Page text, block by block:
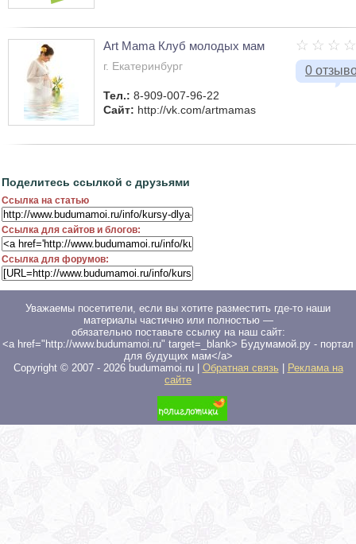
0
Art Mama Клуб молодых мам
г. Екатеринбург
Тел.: 8-909-007-96-22
Сайт: http://vk.com/artmamas
Поделитесь ссылкой с друзьями
Ссылка на статью
Ссылка для сайтов и блогов:
Ссылка для форумов:
Уважаемы посетители, если вы хотите разместить где-то наши
материалы частично или полностью —
обязательно поставьте ссылку на наш сайт:
<a href="http://www.budumamoi.ru" target=_blank> Будумамой.ру - портал
для будущих мам</a>
Copyright © 2007 - 2026budumamoi.ru | Обратная связь
Реклама на
сайте